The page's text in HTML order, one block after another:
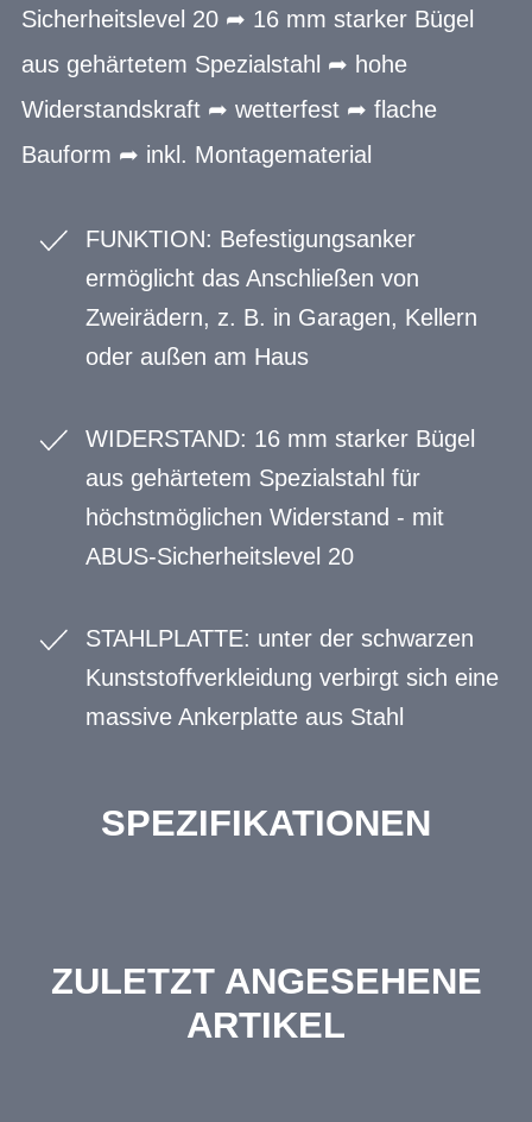
Sicherheitslevel 20 ➦ 16 mm starker Bügel
aus gehärtetem Spezialstahl ➦ hohe
Widerstandskraft ➦ wetterfest ➦ flache
Bauform ➦ inkl. Montagematerial
FUNKTION: Befestigungsanker
ermöglicht das Anschließen von
Zweirädern, z. B. in Garagen, Kellern
oder außen am Haus
WIDERSTAND: 16 mm starker Bügel
aus gehärtetem Spezialstahl für
höchstmöglichen Widerstand - mit
ABUS-Sicherheitslevel 20
STAHLPLATTE: unter der schwarzen
Kunststoffverkleidung verbirgt sich eine
massive Ankerplatte aus Stahl
SPEZIFIKATIONEN
ZULETZT ANGESEHENE
ARTIKEL